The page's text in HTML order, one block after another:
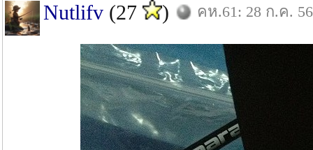
Nutlifv (27 ) คห.61: 28 ก.ค. 56